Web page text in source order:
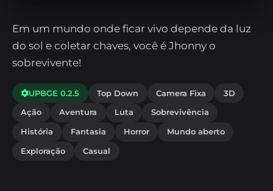
Em um mundo onde ficar vivo depende da luz
do sol e coletar chaves, você é Jhonny o
sobrevivente!
UPBGE 0.2.5 Top Down Camera Fixa
3D
Ação
Aventura Luta
Sobrevivência
História
Fantasia Horror
Mundo aberto
Exploração
Casual